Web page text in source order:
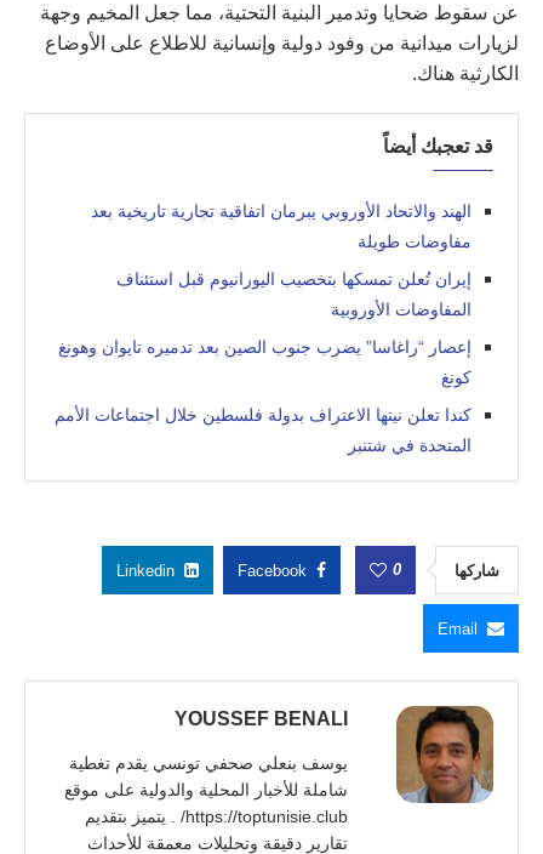
عن سقوط ضحايا وتدمير البنية التحتية، مما جعل المخيم وجهة
لزيارات ميدانية من وفود دولية وإنسانية للاطلاع على الأوضاع
الكارثية هناك.
قد تعجبك أيضاً
الهند والاتحاد الأوروبي يبرمان اتفاقية تجارية تاريخية بعد
مفاوضات طويلة
إيران تُعلن تمسكها بتخصيب اليورانيوم قبل استئناف
المفاوضات الأوروبية
إعصار “راغاسا” يضرب جنوب الصين بعد تدميره تايوان وهونغ
كونغ
كندا تعلن نيتها الاعتراف بدولة فلسطين خلال اجتماعات الأمم
المتحدة في شتنبر
شاركها 0
Facebook
Linkedin
Email
YOUSSEF BENALI
يوسف بنعلي صحفي تونسي يقدم تغطية
شاملة للأخبار المحلية والدولية على موقع
https://toptunisie.club/ . يتميز بتقديم
تقارير دقيقة وتحليلات معمقة للأحداث